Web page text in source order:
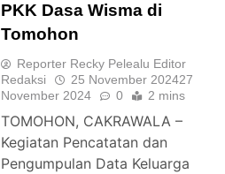
PKK Dasa Wisma di
Tomohon
Reporter Recky Pelealu Editor
Redaksi
25 November 202427
November 2024
0 2 mins
TOMOHON, CAKRAWALA –
Kegiatan Pencatatan dan
Pengumpulan Data Keluarga